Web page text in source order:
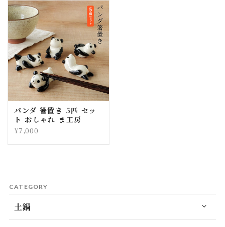
パンダ 箸置き 5匹 セッ
ト おしゃれ ま工房
¥7,000
CATEGORY
土鍋